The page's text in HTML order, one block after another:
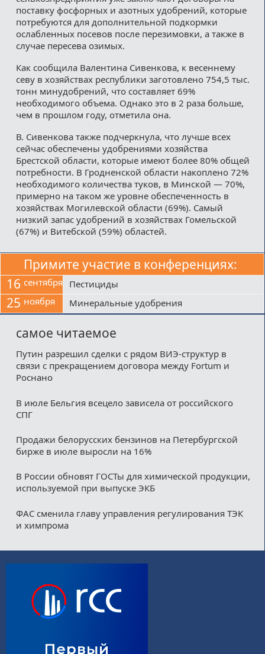
поставку фосфорных и азотных удобрений, которые
потребуются для дополнительной подкормки
ослабленных посевов после перезимовки, а также в
случае пересева озимых.
Как сообщила Валентина Сивенкова, к весеннему
севу в хозяйствах республики заготовлено 754,5 тыс.
тонн минудобрений, что составляет 69%
необходимого объема. Однако это в 2 раза больше,
чем в прошлом году, отметила она.
В. Сивенкова также подчеркнула, что лучше всех
сейчас обеспечены удобрениями хозяйства
Брестской области, которые имеют более 80% общей
потребности. В Гродненской области накоплено 72%
необходимого количества туков, в Минской — 70%,
примерно на таком же уровне обеспеченность в
хозяйствах Могилевской области (69%). Самый
низкий запас удобрений в хозяйствах Гомельской
(67%) и Витебской (59%) областей.
Примите участие в конференциях:
16 сентября Пестициды
25 ноября Минеральные удобрения
самое читаемое
Путин разрешил сделки с рядом ВИЭ-структур в
связи с прекращением договора между Fortum и
Роснано
В июле Бельгия всецело зависела от российского
СПГ
Продажи белорусских бензинов на Петербургской
бирже в июле выросли на 16%
В России обновят ГОСТы для химической продукции,
используемой при выпуске ЭКБ
ФАС сменила главу управления регулирования ТЭК
и химпрома